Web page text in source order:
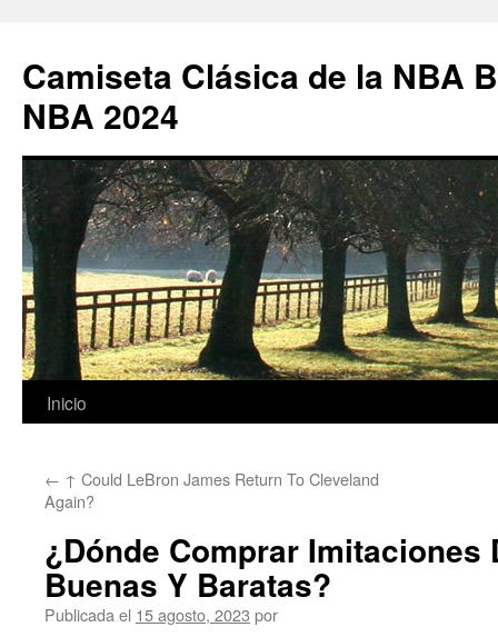
Camiseta Clásica de la NBA
NBA 2024
Saltar
contenido
Inicio
← ↑ Could LeBron James Return To Cleveland
Again?
¿Dónde Comprar Imitaciones
Buenas Y Baratas?
Publicada el 15 agosto, 2023 por